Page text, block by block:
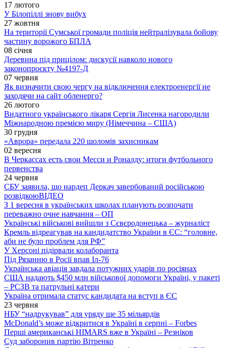
17 лютого
У Білопіллі знову вибух
27 жовтня
На території Сумської громади поліція нейтралізувала бойову
частину ворожого БПЛА
08 січня
Деревина під прицілом: дискусії навколо нового
законопроєкту №4197-Д
07 червня
Як визначити свою чергу на відключення електроенергії не
заходячи на сайт обленерго?
26 лютого
Видатного українського лікаря Сергія Лисенка нагородили
Міжнародною премією миру (Німеччина – США)
30 грудня
«Аврора» передала 220 шоломів захисникам
02 вересня
В Черкассах есть свои Месси и Роналду: итоги футбольного
первенства
24 червня
СБУ заявила, що нардеп Деркач завербований російською
розвідкоюВІДЕО
З 1 вересня в українських школах планують розпочати
переважно очне навчання – ОП
Українські військові вийшли з Сєвєродонецька – журналіст
Кремль відреагував на кандидатство України в ЄС: “головне,
аби не було проблем для РФ”
У Херсоні підірвали колаборанта
Під Рязанню в Росії впав Іл-76
Українська авіація завдала потужних ударів по росіянах
США надають $450 млн військової допомоги Україні, у пакеті
– РСЗВ та патрульні катери
Україна отримала статус кандидата на вступ в ЄС
23 червня
НБУ “надрукував” для уряду ще 35 мільярдів
McDonald’s може відкритися в Україні в серпні – Forbes
Перші американські HIMARS вже в Україні – Резніков
Суд заборонив партію Вітренко